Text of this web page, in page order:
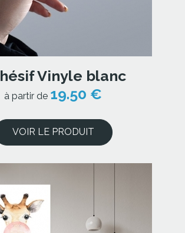
Vinyle blanc
à partir de 19.50 €
VOIR LE PRODUIT